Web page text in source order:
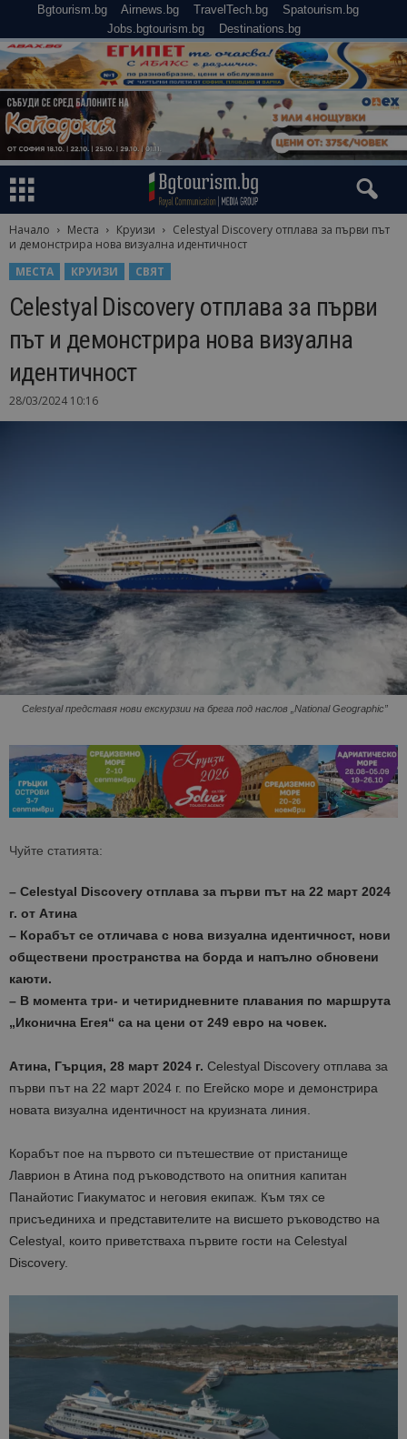
Bgtourism.bg Airnews.bg TravelTech.bg
Spatourism.bg
Jobs.bgtourism.bg
Destinations.bg
Начало Места Круизи
Celestyal Discovery отплава за първи път
и демонстрира нова визуална идентичност
МЕСТА
КРУИЗИ СВЯТ
Celestyal Discovery отплава за първи
път и демонстрира нова визуална
идентичност
28/03/2024 10:16
Celestyal представя нови екскурзии на брега под наслов „National Geographic”
Чуйте статията:
– Celestyal Discovery отплава за първи път на 22 март 2024
г. от Атина
– Корабът се отличава с нова визуална идентичност, нови
обществени пространства на борда и напълно обновени
каюти.
– В момента три- и четиридневните плавания по маршрута
„Иконична Егея“ са на цени от 249 евро на човек.
Атина, Гърция, 28 март 2024 г. Celestyal Discovery отплава за
първи път на 22 март 2024 г. по Егейско море и демонстрира
новата визуална идентичност на круизната линия.
Корабът пое на първото си пътешествие от пристанище
Лаврион в Атина под ръководството на опитния капитан
Панайотис Гиакуматос и неговия екипаж. Към тях се
присъединиха и представителите на висшето ръководство на
Celestyal, които приветстваха първите гости на Celestyal
Discovery.